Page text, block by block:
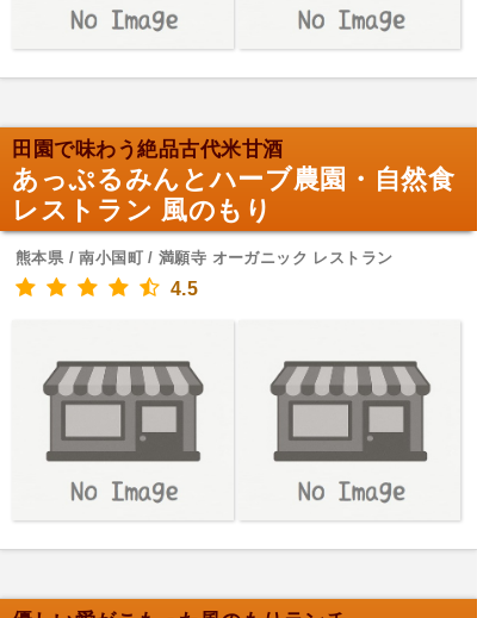
田園で味わう絶品古代米甘酒
あっぷるみんとハーブ農園・自然食
レストラン 風のもり
熊本県 / 南小国町 / 満願寺 オーガニック レストラン
4.5